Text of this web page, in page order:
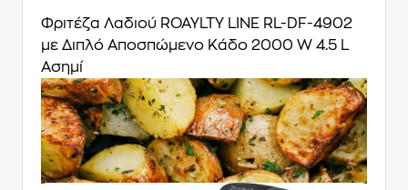
Φριτέζα Λαδιού ROAYLTY LINE RL-DF-4902
με Διπλό Αποσπώμενο Κάδο 2000 W 4.5 L
Ασημί